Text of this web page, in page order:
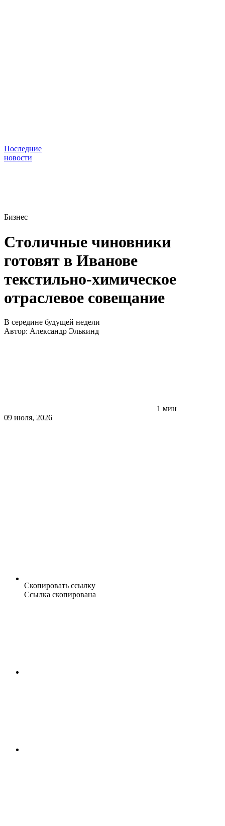
Последние
новости
Бизнес
Столичные чиновники
готовят в Иванове
текстильно-химическое
отраслевое совещание
В середине будущей недели
Автор: Александр Элькинд
1 мин
09 июля, 2026
Скопировать ссылку
Ссылка скопирована